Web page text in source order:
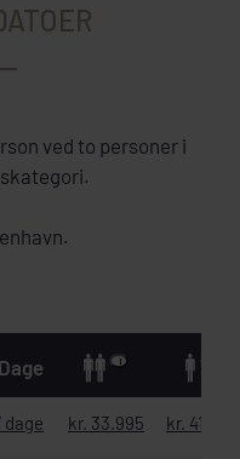
ved to personer i
Dage
dage kr. 33.995 kr. 41.495